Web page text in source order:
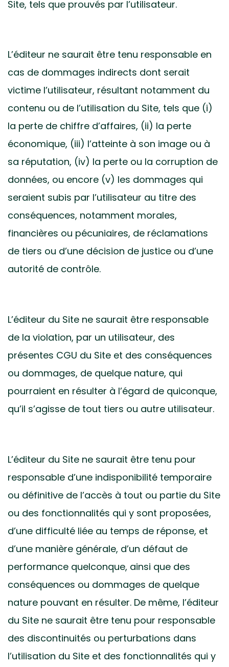
Site, tels que prouvés par l’utilisateur.
L’éditeur ne saurait être tenu responsable en
cas de dommages indirects dont serait
victime l’utilisateur, résultant notamment du
contenu ou de l’utilisation du Site, tels que (i)
la perte de chiffre d’affaires, (ii) la perte
économique, (iii) l’atteinte à son image ou à
sa réputation, (iv) la perte ou la corruption de
données, ou encore (v) les dommages qui
seraient subis par l’utilisateur au titre des
conséquences, notamment morales,
financières ou pécuniaires, de réclamations
de tiers ou d’une décision de justice ou d’une
autorité de contrôle.
L’éditeur du Site ne saurait être responsable
de la violation, par un utilisateur, des
présentes CGU du Site et des conséquences
ou dommages, de quelque nature, qui
pourraient en résulter à l’égard de quiconque,
qu’il s’agisse de tout tiers ou autre utilisateur.
L’éditeur du Site ne saurait être tenu pour
responsable d’une indisponibilité temporaire
ou définitive de l’accès à tout ou partie du Site
ou des fonctionnalités qui y sont proposées,
d’une difficulté liée au temps de réponse, et
d’une manière générale, d’un défaut de
performance quelconque, ainsi que des
conséquences ou dommages de quelque
nature pouvant en résulter. De même, l’éditeur
du Site ne saurait être tenu pour responsable
des discontinuités ou perturbations dans
l’utilisation du Site et des fonctionnalités qui y